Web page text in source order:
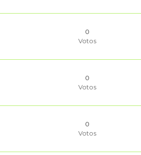
0
Votos
0
Votos
0
Votos